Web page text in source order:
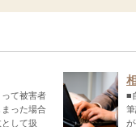
て被害者
った場合
して扱
■